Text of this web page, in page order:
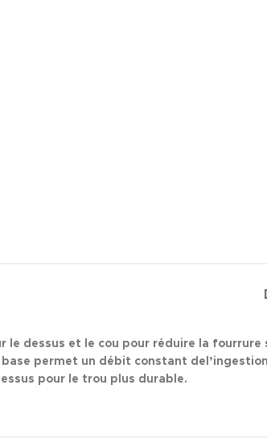
le dessus et le cou pour réduire la fourrure
base permet un débit constant
pour le trou plus durable.